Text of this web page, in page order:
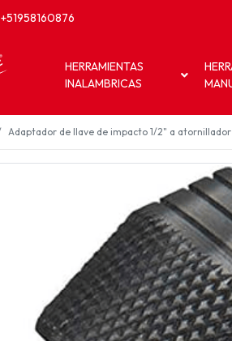
+51958160876
HERRAMIENTAS
INALAMBRICAS
Adaptador de llave de impacto 1/2" a